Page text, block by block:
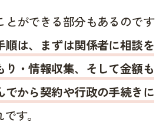
とができる部分もあるのです
順は、まずは関係者に相談を
り・情報収集、そして金額も
でから契約や行政の手続きに
す。